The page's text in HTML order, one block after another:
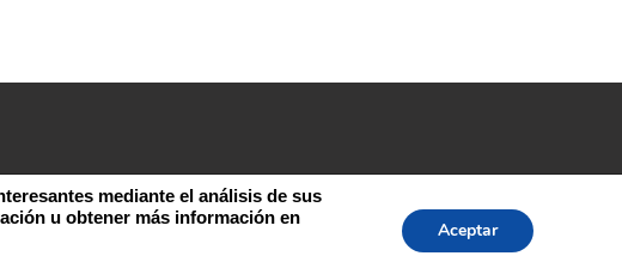
mediante el análisis de sus
u obtener más información en
Aceptar